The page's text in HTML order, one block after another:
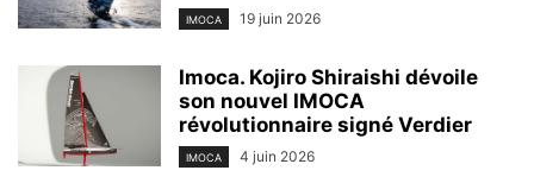
IMOCA 19 juin 2026
Imoca. Kojiro Shiraishi dévoile
son nouvel IMOCA
révolutionnaire signé Verdier
IMOCA 4 juin 2026